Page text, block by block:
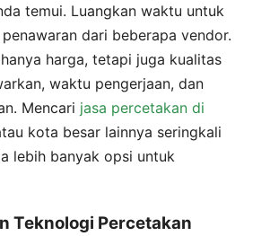
temui. Luangkan waktu untuk
dari beberapa vendor.
harga, tetapi juga kualitas
waktu pengerjaan, dan
Mencari jasa percetakan di
kota besar lainnya seringkali
lebih banyak opsi untuk
Teknologi Percetakan